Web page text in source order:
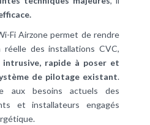
Fi Airzone permet de rendre
réelle des installations CVC,
rapide à poser et
de pilotage existant.
aux besoins actuels des
et installateurs engagés